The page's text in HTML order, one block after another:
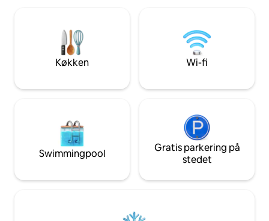
gå til mange nærliggende restauranter,
dagligvarebutikker og andre butikker.
Offentlig transport er også få skridt væk.
The Bay Villas'
ikke omtaler
Køkken Wi-fi
Swimmingpool
Gratis parkering på
stedet